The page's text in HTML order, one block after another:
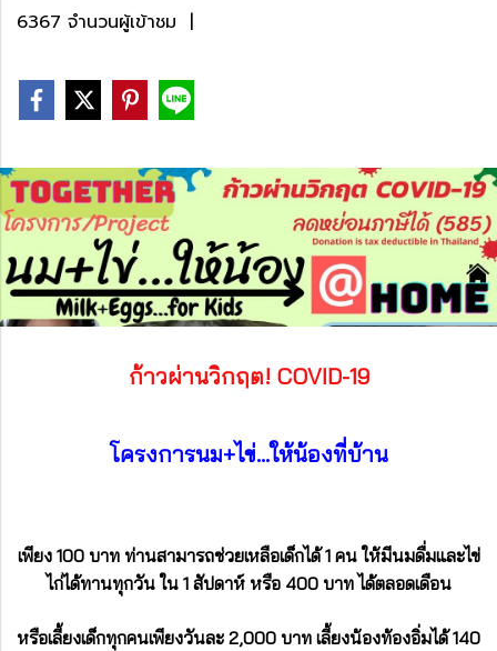
6367 จำนวนผู้เข้าชม |
ก้าวผ่านวิกฤต! COVID-19
โครงการนม+ไข่…ให้น้องที่บ้าน
เพียง 100 บาท ท่านสามารถช่วยเหลือเด็กได้ 1 คน ให้มีนมดื่มและไข่
ไก่ได้ทานทุกวัน ใน 1 สัปดาห์ หรือ 400 บาท ได้ตลอดเดือน
หรือเลี้ยงเด็กทุกคนเพียงวันละ 2,000 บาท เลี้ยงน้องท้องอิ่มได้ 140